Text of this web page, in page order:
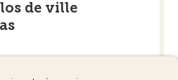
de ville